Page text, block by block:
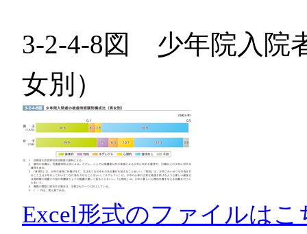
3-2-4-8図 少年院入院
女別）
Excel形式のファイルはこ